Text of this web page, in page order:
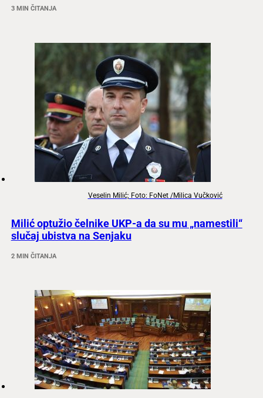
3 MIN ČITANJA
Veselin Milić; Foto: FoNet /Milica Vučković
Milić optužio čelnike UKP-a da su mu „namestili“
slučaj ubistva na Senjaku
2 MIN ČITANJA